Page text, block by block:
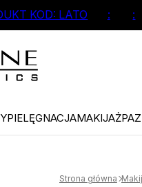
KOD: LATO : :
PIELĘGNACJAMAKIJAŻ
Strona główna